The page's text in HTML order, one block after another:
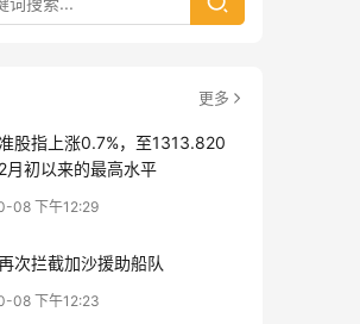
更多
股指上涨0.7%，至1313.820
月初以来的最高水平
08 下午12:29
次拦截加沙援助船队
08 下午12:23